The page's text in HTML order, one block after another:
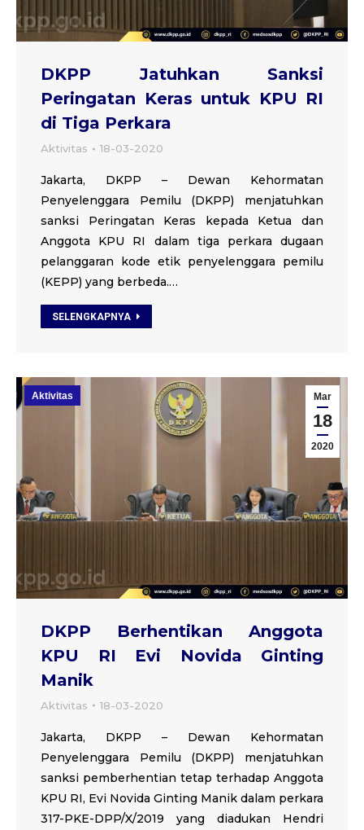
DKPP Jatuhkan Sanksi
Peringatan Keras untuk KPU RI
di Tiga Perkara
Aktivitas 18-03-2020
Jakarta, DKPP – Dewan Kehormatan
Penyelenggara Pemilu (DKPP) menjatuhkan
sanksi Peringatan Keras kepada Ketua dan
Anggota KPU RI dalam tiga perkara dugaan
pelanggaran kode etik penyelenggara pemilu
(KEPP) yang berbeda.…
SELENGKAPNYA
Mar
18
2020
Aktivitas
DKPP Berhentikan Anggota
KPU RI Evi Novida Ginting
Manik
Aktivitas 18-03-2020
Jakarta, DKPP – Dewan Kehormatan
Penyelenggara Pemilu (DKPP) menjatuhkan
sanksi pemberhentian tetap terhadap Anggota
KPU RI, Evi Novida Ginting Manik dalam perkara
317-PKE-DPP/X/2019 yang diadukan Hendri